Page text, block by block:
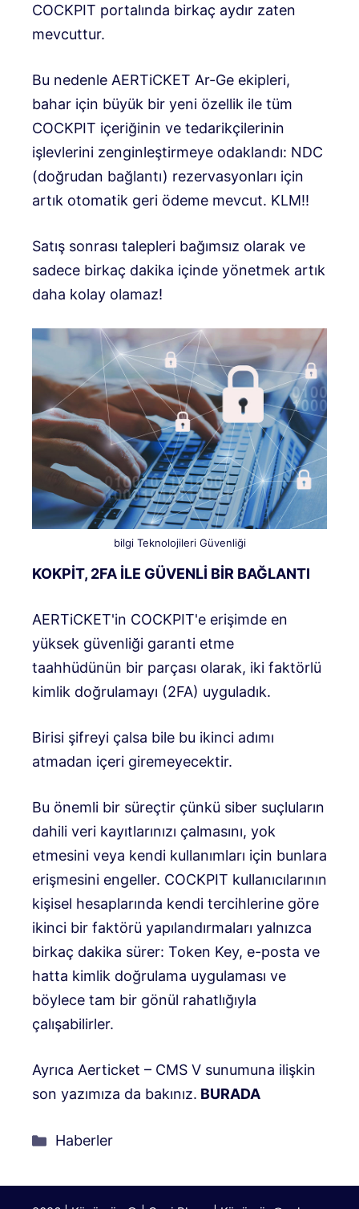
COCKPIT portalında birkaç aydır zaten
mevcuttur.
Bu nedenle AERTiCKET Ar-Ge ekipleri,
bahar için büyük bir yeni özellik ile tüm
COCKPIT içeriğinin ve tedarikçilerinin
işlevlerini zenginleştirmeye odaklandı: NDC
(doğrudan bağlantı) rezervasyonları için
artık otomatik geri ödeme mevcut. KLM!!
Satış sonrası talepleri bağımsız olarak ve
sadece birkaç dakika içinde yönetmek artık
daha kolay olamaz!
bilgi Teknolojileri Güvenliği
KOKPİT, 2FA İLE GÜVENLİ BİR BAĞLANTI
AERTiCKET'in COCKPIT'e erişimde en
yüksek güvenliği garanti etme
taahhüdünün bir parçası olarak, iki faktörlü
kimlik doğrulamayı (2FA) uyguladık.
Birisi şifreyi çalsa bile bu ikinci adımı
atmadan içeri giremeyecektir.
Bu önemli bir süreçtir çünkü siber suçluların
dahili veri kayıtlarınızı çalmasını, yok
etmesini veya kendi kullanımları için bunlara
erişmesini engeller. COCKPIT kullanıcılarının
kişisel hesaplarında kendi tercihlerine göre
ikinci bir faktörü yapılandırmaları yalnızca
birkaç dakika sürer: Token Key, e-posta ve
hatta kimlik doğrulama uygulaması ve
böylece tam bir gönül rahatlığıyla
çalışabilirler.
Ayrıca Aerticket – CMS V sunumuna ilişkin
son yazımıza da bakınız. BURADA
Kategoriler
Haberler